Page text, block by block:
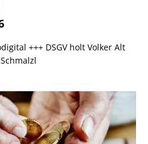
+++ DSGV holt Volker Alt